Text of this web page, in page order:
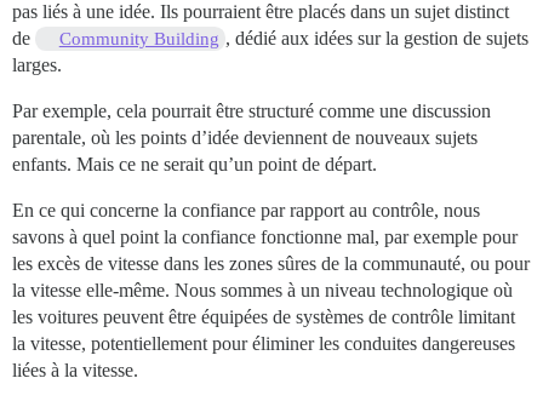
pas liés à une idée. Ils pourraient être placés dans un sujet distinct
de
Community Building , dédié aux idées sur la gestion de sujets
larges.
Par exemple, cela pourrait être structuré comme une discussion
parentale, où les points d’idée deviennent de nouveaux sujets
enfants. Mais ce ne serait qu’un point de départ.
En ce qui concerne la confiance par rapport au contrôle, nous
savons à quel point la confiance fonctionne mal, par exemple pour
les excès de vitesse dans les zones sûres de la communauté, ou pour
la vitesse elle-même. Nous sommes à un niveau technologique où
les voitures peuvent être équipées de systèmes de contrôle limitant
la vitesse, potentiellement pour éliminer les conduites dangereuses
liées à la vitesse.